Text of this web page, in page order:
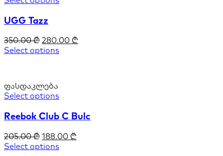
UGG Tazz
350.00₾ 280.00 ₾
Select options
ფასდაკლება
Select options
Reebok Club C Bulc
205.00₾ 188.00 ₾
Select options